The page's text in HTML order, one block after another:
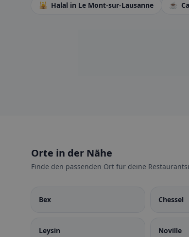
🕌 Halal in Le Mont-sur-Lausanne ☕
Orte in der Nähe
Finde den passenden Ort für deine
Bex Chessel
Leysin Noville